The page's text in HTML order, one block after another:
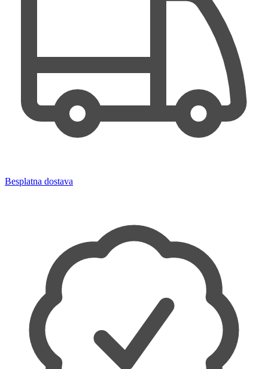
Besplatna dostava